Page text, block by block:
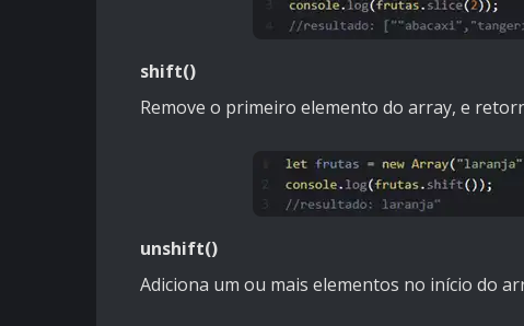
shift()
Remove o primeiro elemento do array, e
unshift()
Adiciona um ou mais elementos no início do